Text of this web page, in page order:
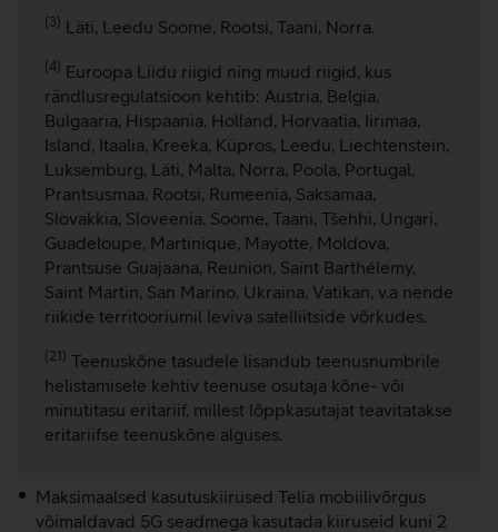
(3) Läti, Leedu Soome, Rootsi, Taani, Norra.
(4) Euroopa Liidu riigid ning muud riigid, kus
rändlusregulatsioon kehtib: Austria, Belgia,
Bulgaaria, Hispaania, Holland, Horvaatia, Iirimaa,
Island, Itaalia, Kreeka, Küpros, Leedu, Liechtenstein,
Luksemburg, Läti, Malta, Norra, Poola, Portugal,
Prantsusmaa, Rootsi, Rumeenia, Saksamaa,
Slovakkia, Sloveenia, Soome, Taani, Tšehhi, Ungari,
Guadeloupe, Martinique, Mayotte, Moldova,
Prantsuse Guajaana, Reunion, Saint Barthélemy,
Saint Martin, San Marino, Ukraina, Vatikan, v.a nende
riikide territooriumil leviva satelliitside võrkudes.
(21) Teenuskõne tasudele lisandub teenusnumbrile
helistamisele kehtiv teenuse osutaja kõne- või
minutitasu eritariif, millest lõppkasutajat teavitatakse
eritariifse teenuskõne alguses.
Maksimaalsed kasutuskiirused Telia mobiilivõrgus
võimaldavad 5G seadmega kasutada kiiruseid kuni 2